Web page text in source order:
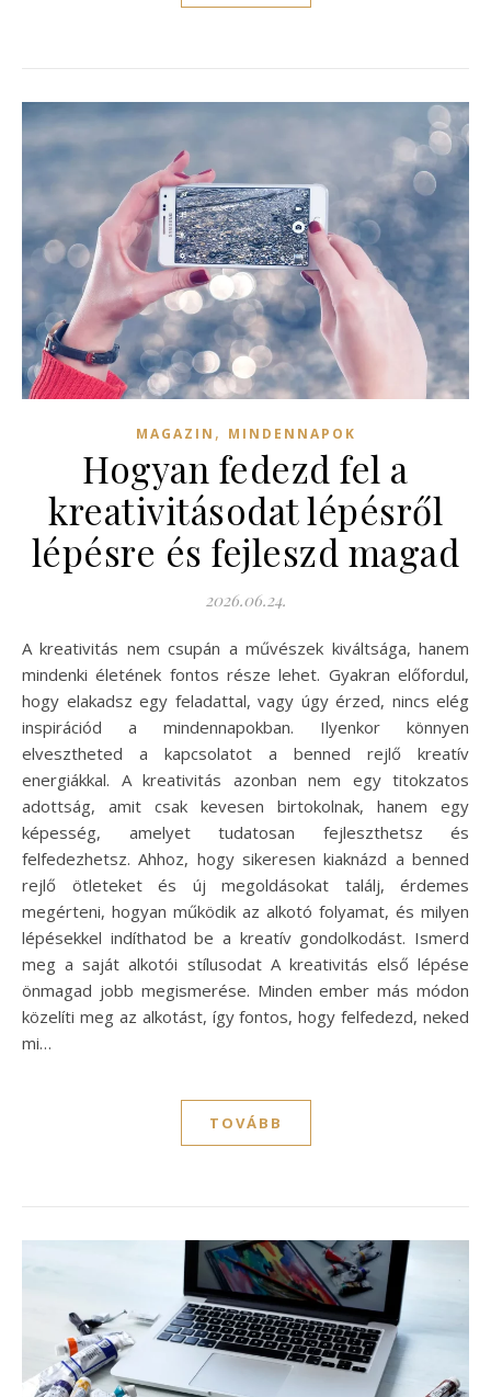
MAGAZIN , MINDENNAPOK
Hogyan fedezd fel a
kreativitásodat lépésről
lépésre és fejleszd magad
2026.06.24.
A kreativitás nem csupán a művészek kiváltsága, hanem
mindenki életének fontos része lehet. Gyakran előfordul,
hogy elakadsz egy feladattal, vagy úgy érzed, nincs elég
inspirációd a mindennapokban. Ilyenkor könnyen
elvesztheted a kapcsolatot a benned rejlő kreatív
energiákkal. A kreativitás azonban nem egy titokzatos
adottság, amit csak kevesen birtokolnak, hanem egy
képesség, amelyet tudatosan fejleszthetsz és
felfedezhetsz. Ahhoz, hogy sikeresen kiaknázd a benned
rejlő ötleteket és új megoldásokat találj, érdemes
megérteni, hogyan működik az alkotó folyamat, és milyen
lépésekkel indíthatod be a kreatív gondolkodást. Ismerd
meg a saját alkotói stílusodat A kreativitás első lépése
önmagad jobb megismerése. Minden ember más módon
közelíti meg az alkotást, így fontos, hogy felfedezd, neked
mi…
TOVÁBB